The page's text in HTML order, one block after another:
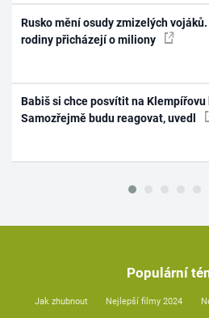
Rusko mění osudy zmizelých
rodiny přicházejí o miliony
Babiš si chce posvítit na
Samozřejmě budu reagovat, uvedl
Populární
Jak zhubnout Nejlepší filmy 2024